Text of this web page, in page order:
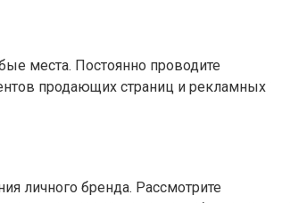
места. Постоянно проводите
продающих страниц и рекламных
личного бренда. Рассмотрите